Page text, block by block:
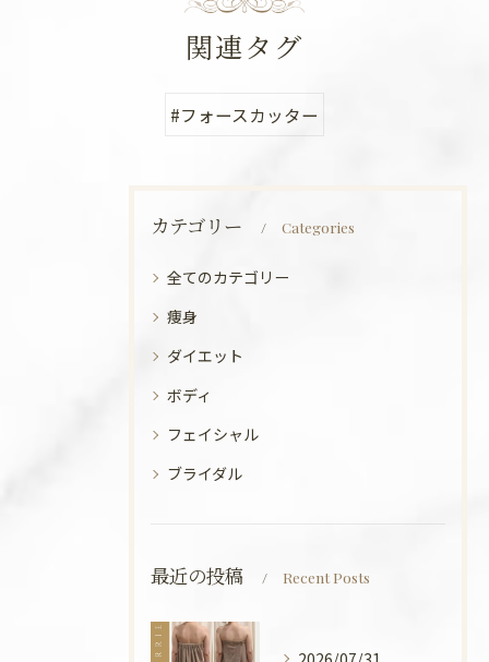
関連タグ
#フォースカッター
カテゴリー Categories
全てのカテゴリー
痩身
ダイエット
ボディ
フェイシャル
ブライダル
最近の投稿 Recent Posts